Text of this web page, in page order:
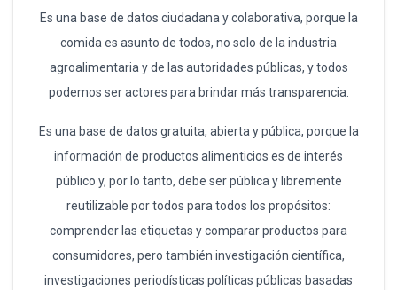
Es una base de datos ciudadana y colaborativa, porque la
comida es asunto de todos, no solo de la industria
agroalimentaria y de las autoridades públicas, y todos
podemos ser actores para brindar más transparencia.
Es una base de datos gratuita, abierta y pública, porque la
información de productos alimenticios es de interés
público y, por lo tanto, debe ser pública y libremente
reutilizable por todos para todos los propósitos:
comprender las etiquetas y comparar productos para
consumidores, pero también investigación científica,
investigaciones periodísticas políticas públicas basadas